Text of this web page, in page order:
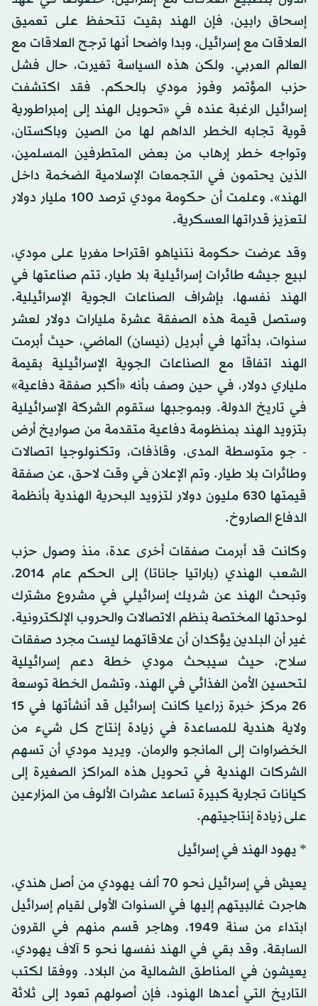
إسحاق رابين، فإن الهند بقيت تتحفظ على تعميق
العلاقات مع إسرائيل، وبدا واضحا أنها ترجح العلاقات مع
العالم العربي. ولكن هذه السياسة تغيرت، حال فشل
حزب المؤتمر وفوز مودي بالحكم. فقد اكتشفت
إسرائيل الرغبة عنده في «تحويل الهند إلى إمبراطورية
قوية تجابه الخطر الداهم لها من الصين وباكستان،
وتواجه خطر إرهاب من بعض المتطرفين المسلمين،
الذين يحتمون في التجمعات الإسلامية الضخمة داخل
الهند». وعلمت أن حكومة مودي ترصد 100 مليار دولار
لتعزيز قدراتها العسكرية.
وقد عرضت حكومة نتنياهو اقتراحا مغريا على مودي،
لبيع جيشه طائرات إسرائيلية بلا طيار، تتم صناعتها في
الهند نفسها، بإشراف الصناعات الجوية الإسرائيلية.
وستصل قيمة هذه الصفقة عشرة مليارات دولار لعشر
سنوات، بدأتها في أبريل (نيسان) الماضي، حيث أبرمت
الهند اتفاقا مع الصناعات الجوية الإسرائيلية بقيمة
ملياري دولار، في حين وصف بأنه «أكبر صفقة دفاعية»
في تاريخ الدولة. وبموجبها ستقوم الشركة الإسرائيلية
بتزويد الهند بمنظومة دفاعية متقدمة من صواريخ أرض
- جو متوسطة المدى، وقاذفات، وتكنولوجيا اتصالات
وطائرات بلا طيار. وتم الإعلان في وقت لاحق، عن صفقة
قيمتها 630 مليون دولار لتزويد البحرية الهندية بأنظمة
الدفاع الصاروخ.
وكانت قد أبرمت صفقات أخرى عدة، منذ وصول حزب
الشعب الهندي (باراتيا جاناتا) إلى الحكم عام 2014،
وتبحث الهند عن شريك إسرائيلي في مشروع مشترك
لوحدتها المختصة بنظم الاتصالات والحروب الإلكترونية.
غير أن البلدين يؤكدان أن علاقاتهما ليست مجرد صفقات
سلاح، حيث سيبحث مودي خطة دعم إسرائيلية
لتحسين الأمن الغذائي في الهند. وتشمل الخطة توسعة
26 مركز خبرة زراعيا كانت إسرائيل قد أنشأتها في 15
ولاية هندية للمساعدة في زيادة إنتاج كل شيء من
الخضراوات إلى المانجو والرمان. ويريد مودي أن تسهم
الشركات الهندية في تحويل هذه المراكز الصغيرة إلى
كيانات تجارية كبيرة تساعد عشرات الألوف من المزارعين
على زيادة إنتاجيتهم.
* يهود الهند في إسرائيل
يعيش في إسرائيل نحو 70 ألف يهودي من أصل هندي،
هاجرت غالبيتهم إليها في السنوات الأولى لقيام إسرائيل
ابتداء من سنة 1949، وهاجر قسم منهم في القرون
السابقة. وقد بقي في الهند نفسها نحو 5 آلاف يهودي،
يعيشون في المناطق الشمالية من البلاد. ووفقا لكتب
التاريخ التي أعدها الهنود، فإن أصولهم تعود إلى ثلاثة